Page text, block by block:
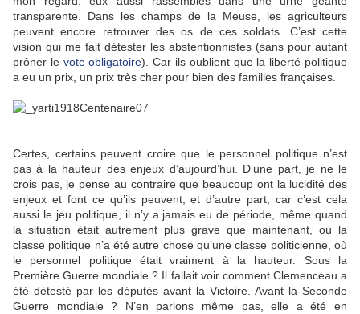
transparente. Dans les champs de la Meuse, les agriculteurs
peuvent encore retrouver des os de ces soldats. C’est cette
vision qui me fait détester les abstentionnistes (sans pour autant
prôner le vote obligatoire). Car ils oublient que la liberté politique
a eu un prix, un prix très cher pour bien des familles françaises.
Certes, certains peuvent croire que le personnel politique n’est
pas à la hauteur des enjeux d’aujourd’hui. D’une part, je ne le
crois pas, je pense au contraire que beaucoup ont la lucidité des
enjeux et font ce qu’ils peuvent, et d’autre part, car c’est cela
aussi le jeu politique, il n’y a jamais eu de période, même quand
la situation était autrement plus grave que maintenant, où la
classe politique n’a été autre chose qu’une classe politicienne, où
le personnel politique était vraiment à la hauteur. Sous la
Première Guerre mondiale ? Il fallait voir comment Clemenceau a
été détesté par les députés avant la Victoire. Avant la Seconde
Guerre mondiale ? N’en parlons même pas, elle a été en